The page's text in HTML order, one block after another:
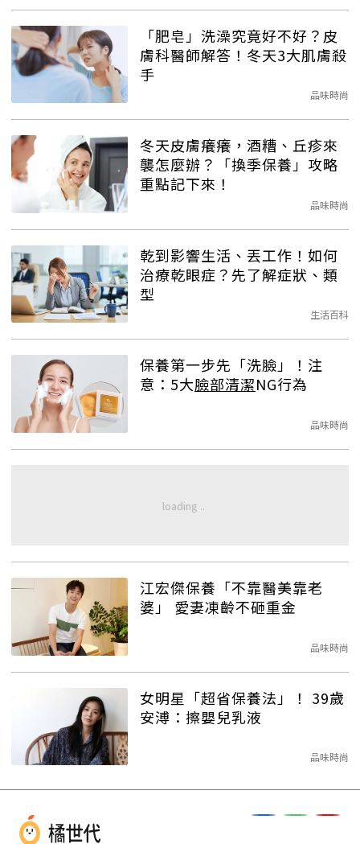
「肥皂」洗澡究竟好不好？皮
膚科醫師解答！冬天3大肌膚殺
手
品味時尚
冬天皮膚癢癢，酒糟、丘疹來
襲怎麼辦？「換季保養」攻略
重點記下來！
品味時尚
乾到影響生活、丟工作！如何
治療乾眼症？先了解症狀、類
型
生活百科
保養第一步先「洗臉」！注
意：5大臉部清潔NG行為
品味時尚
江宏傑保養「不靠醫美靠老
婆」 愛妻凍齡不砸重金
品味時尚
女明星「超省保養法」！ 39歲
安溥：擦嬰兒乳液
品味時尚